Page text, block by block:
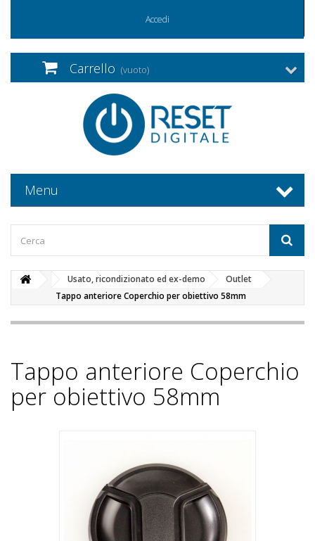
Accedi
Carrello (vuoto)
Menu
Usato, ricondizionato ed ex-demo
Outlet
Tappo anteriore Coperchio per obiettivo 58mm
Tappo anteriore Coperchio
per obiettivo 58mm